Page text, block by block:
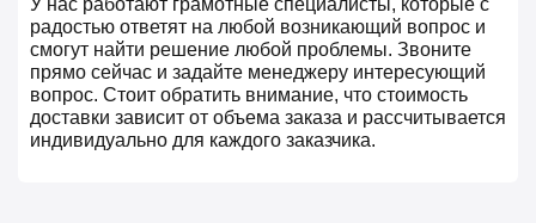
У нас работают грамотные специалисты, которые с
радостью ответят на любой возникающий вопрос и
смогут найти решение любой проблемы. Звоните
прямо сейчас и задайте менеджеру интересующий
вопрос. Стоит обратить внимание, что стоимость
доставки зависит от объема заказа и рассчитывается
индивидуально для каждого заказчика.